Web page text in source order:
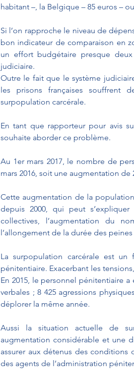
habitant –, la Belgique – 85 euros –
Si l’on rapproche le niveau de
bon indicateur de comparaison en
un effort budgétaire presque
judiciaire.
Outre le fait que le système
les prisons françaises souffrent
surpopulation carcérale.
En tant que rapporteur pour avis
souhaite aborder ce problème.
Au 1er mars 2017, le nombre de
mars 2016, soit une augmentation de
Cette augmentation de la
depuis 2000, qui peut
collectives, l’augmentation du
l’allongement de la durée des
La surpopulation carcérale est un
pénitentiaire. Exacerbant les
En 2015, le personnel pénitentiaire
verbales ; 8 425 agressions
déplorer la même année.
Aussi la situation actuelle de
augmentation considérable et une
assurer aux détenus des
des agents de l’administration